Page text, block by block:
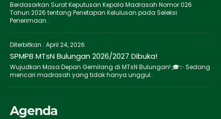
Berdasarkan Surat Keputusan Kepala Madrasah Nomor 026
Tahun 2026 tentang Penetapan Kelulusan pada Seleksi
Penerimaan..
Diterbitkan : April 24, 2026
SPMPB MTsN Bulungan 2026/2027 Dibuka!
Wujudkan Masa Depan Gemilang di MTsN Bulungan! 🎓✨ Sedang
mencari madrasah yang tidak hanya unggul..
Agenda